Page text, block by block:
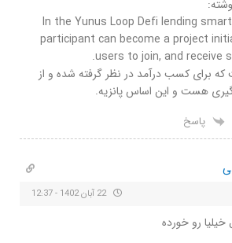
In the Yunus Loop Defi lending
participant can become a project
users to join, and receive
برای کسب درآمد در نظر گرفته شده و از
هست و این اساس پانزیه.
پاسخ
22 آبان 1402 - 12:37
خیلیا رو خورده